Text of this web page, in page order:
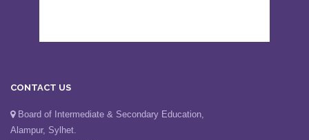
Board of Intermediate & Secondary Education,